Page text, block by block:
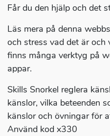
Får du den hjälp och det
Läs mera på denna
och stress vad det är och
finns många verktyg på
appar.
Skills Snorkel reglera
känslor, vilka beteenden
känslor och övningar för
Använd kod x330